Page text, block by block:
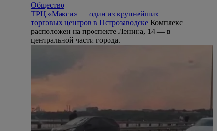
Общество
ТРЦ «Макси» — один из крупнейших
торговых центров в Петрозаводске Комплекс
расположен на проспекте Ленина, 14 — в
центральной части города.